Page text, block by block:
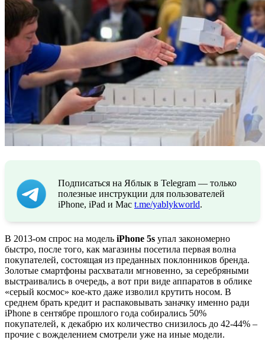
Подписаться на Яблык в Telegram — только
полезные инструкции для пользователей
iPhone, iPad и Mac t.me/yablykworld.
В 2013-ом спрос на модель iPhone 5s упал закономерно
быстро, после того, как магазины посетила первая волна
покупателей, состоящая из преданных поклонников бренда.
Золотые смартфоны расхватали мгновенно, за серебряными
выстраивались в очередь, а вот при виде аппаратов в облике
«серый космос» кое-кто даже изволил крутить носом. В
среднем брать кредит и распаковывать заначку именно ради
iPhone в сентябре прошлого года собирались 50%
покупателей, к декабрю их количество снизилось до 42-44% –
прочие с вожделением смотрели уже на иные модели.